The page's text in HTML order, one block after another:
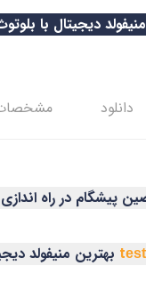
دیجیتال با
دانلود
پیشگام در راه
t بهترین منیفولد